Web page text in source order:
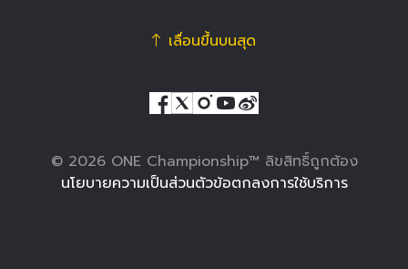
เลื่อนขึ้นบนสุด
© 2026 ONE Championship™ ลิขสิทธิ์ถูกต้อง
นโยบายความเป็นส่วนตัวข้อตกลงการใช้บริการ